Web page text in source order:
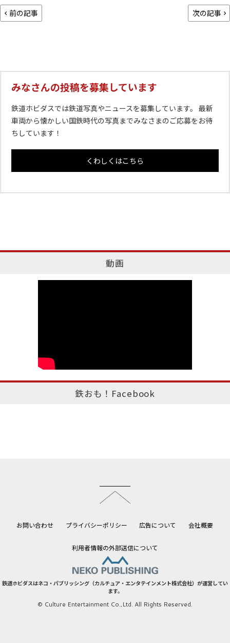
前の記事 次の記事
みなさんの投稿を募集しています
鉄道ホビダスでは鉄道写真やニュースを募集しています。 最新
車両から懐かしい国鉄時代の写真までみなさまのご応募をお待
ちしています！
くわしくはこちら
動画
鉄おも！Facebook
お問い合わせ プライバシーポリシー 広告について 会社概要
利用者情報の外部送信について
鉄道ホビダスはネコ・パブリッシング（カルチュア・エンタテインメント株式会社）が運営してい
ます。
© Culture Entertainment Co.,Ltd. All Rights Reserved.